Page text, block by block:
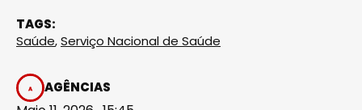
TAGS:
Saúde,Serviço Nacional de Saúde
AGÊNCIAS